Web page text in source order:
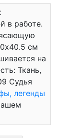
в работе.
см
на
Ткань,
Судья
легенды